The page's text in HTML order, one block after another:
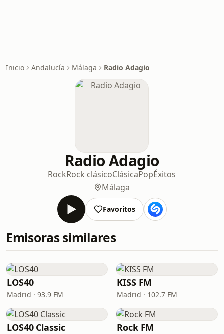
Inicio Andalucía Málaga Radio Adagio
Radio Adagio
RockRock clásicoClásicaPopÉxitos
Málaga
Favoritos
Emisoras similares
LOS40
Madrid · 93.9 FM
KISS FM
Madrid · 102.7 FM
LOS40 Classic Rock FM